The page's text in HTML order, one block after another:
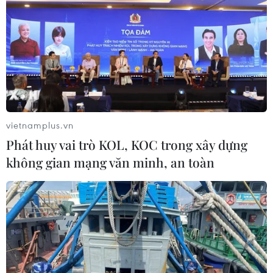
kinh tế Anh dự kiến sẽ thu hẹp trong quý cuối cùng của
năm 2022, điều đó đồng nghĩa với việc nền kinh tế
đang suy thoái.
Dự thảo ngân sách Anh - “Cơn ác mộng”
vietnamplus.vn
Phát huy vai trò KOL, KOC trong xây dựng
không gian mạng văn minh, an toàn